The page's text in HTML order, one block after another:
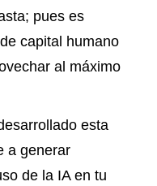
pues es
capital humano
al máximo
esta
a generar
de la IA en tu